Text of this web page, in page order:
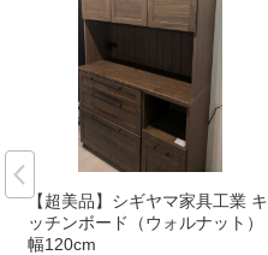
【超美品】シギヤマ家具工業 キ
ッチンボード（ウォルナット）
幅120cm